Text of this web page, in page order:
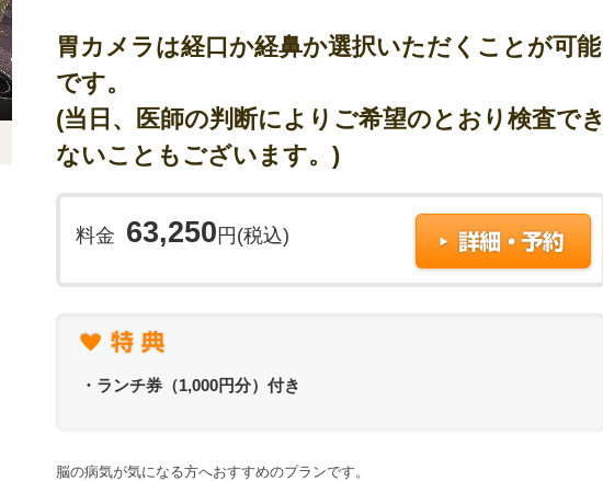
近隣契約店でご利用可能なお食事券をお渡ししております。
※注意事項
≪お申込み前にご確認ください≫
◇このプランは、
◇このプランは、個人向けプランの為以下の提供が出来かねます。
②健康保険組合/会社向けサービス、又はそれに類似したサービスのご提供
(請求書対応・検査結果の複製・電子媒体での結果報告など)
※Tポイントのご利用や受け取りをご希望の方は、予約専用サイト「
」よりご予
約をお願いいたします。
インターネットでのご予約は『仮予約』となります。予約はまだ確定しておりませ
◇随時ご予約を頂いておりますので、ご希望に沿えない場合もございますので御了承
胃カメラは経口か経鼻か選択いただくことが可能
です。
(当日、医師の判断によりご希望のとおり検査でき
ないこともございます。)
料金 63,250円(税込)
・ランチ券（1,000円分）付き
脳の病気が気になる方へおすすめのプランです。